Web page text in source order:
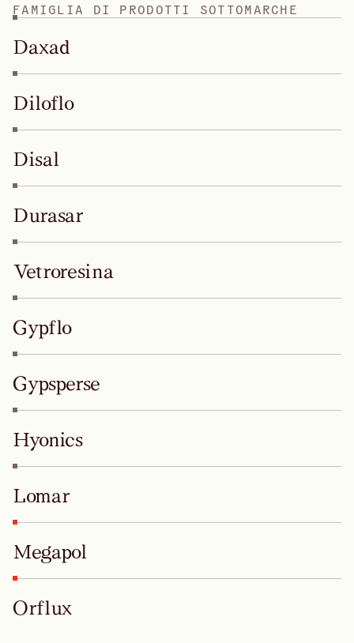
FA MI GL I A DI P RODOTTI SOT TOM ARCH E
Daxad
Diloflo
Disal
Durasar
Vetroresina
Gypflo
Gypsperse
Hyonics
Lomar
Megapol
Orflux